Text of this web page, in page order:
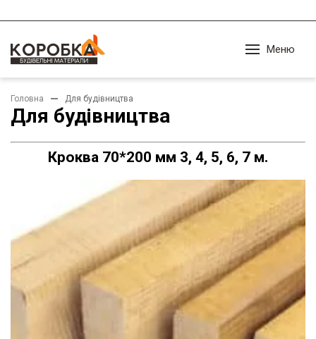
Меню
Головна Для будівництва
Для будівництва
Кроква 70*200 мм 3, 4, 5, 6, 7 м.